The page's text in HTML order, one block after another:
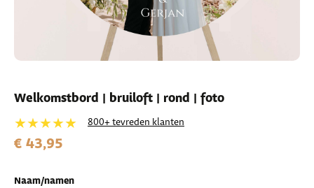
Welkomstbord | bruiloft | rond | foto
★★★★★ 800+ tevreden klanten
€ 43,95
Naam/namen